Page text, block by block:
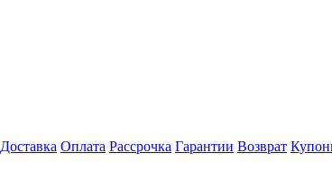
Доставка Оплата Рассрочка Гарантии Возврат